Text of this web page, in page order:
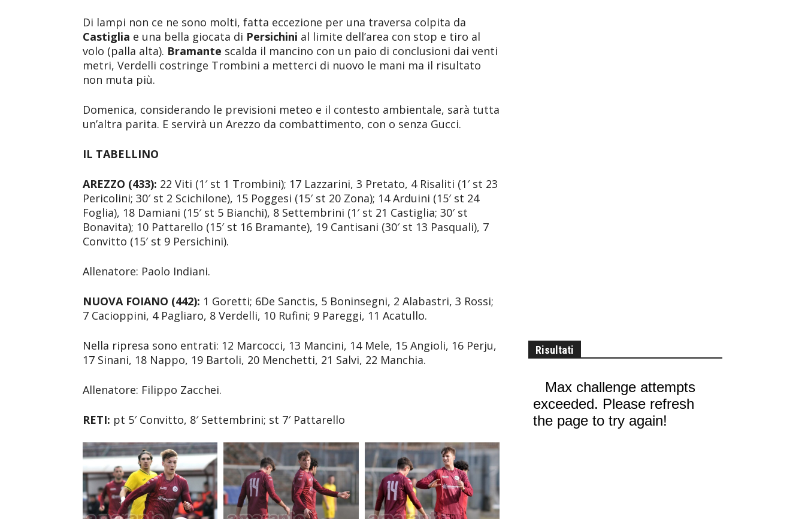
Di lampi non ce ne sono molti, fatta eccezione per una traversa colpita da
Castiglia e una bella giocata di Persichini al limite dell’area con stop e tiro al
volo (palla alta). Bramante scalda il mancino con un paio di conclusioni dai venti
metri, Verdelli costringe Trombini a metterci di nuovo le mani ma il risultato
non muta più.
Domenica, considerando le previsioni meteo e il contesto ambientale, sarà tutta
un’altra parita. E servirà un Arezzo da combattimento, con o senza Gucci.
IL TABELLINO
AREZZO (433): 22 Viti (1′ st 1 Trombini); 17 Lazzarini, 3 Pretato, 4 Risaliti (1′ st 23
Pericolini; 30′ st 2 Scichilone), 15 Poggesi (15′ st 20 Zona); 14 Arduini (15′ st 24
Foglia), 18 Damiani (15′ st 5 Bianchi), 8 Settembrini (1′ st 21 Castiglia; 30′ st
Bonavita); 10 Pattarello (15′ st 16 Bramante), 19 Cantisani (30′ st 13 Pasquali), 7
Convitto (15′ st 9 Persichini).
Allenatore: Paolo Indiani.
NUOVA FOIANO (442): 1 Goretti; 6De Sanctis, 5 Boninsegni, 2 Alabastri, 3 Rossi;
7 Cacioppini, 4 Pagliaro, 8 Verdelli, 10 Rufini; 9 Pareggi, 11 Acatullo.
Nella ripresa sono entrati: 12 Marcocci, 13 Mancini, 14 Mele, 15 Angioli, 16 Perju,
17 Sinani, 18 Nappo, 19 Bartoli, 20 Menchetti, 21 Salvi, 22 Manchia.
Allenatore: Filippo Zacchei.
RETI: pt 5′ Convitto, 8′ Settembrini; st 7′ Pattarello
Risultati